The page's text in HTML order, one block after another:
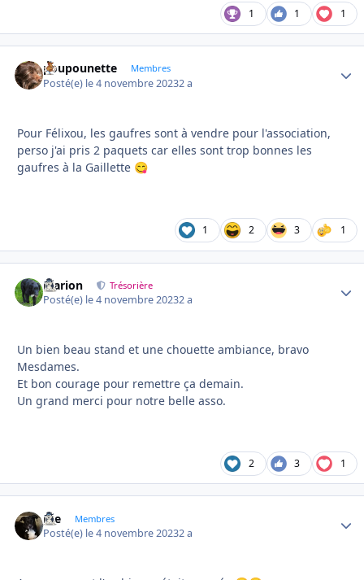
1 1 1
poupounette Membres
Posté(e) le 4 novembre 20232 a
Pour Félixou, les gaufres sont à vendre pour l'association,
perso j'ai pris 2 paquets car elles sont trop bonnes les
gaufres à la Gaillette 😋
1 2 3 1
Marion Trésorière
Posté(e) le 4 novembre 20232 a
Un bien beau stand et une chouette ambiance, bravo
Mesdames.
Et bon courage pour remettre ça demain.
Un grand merci pour notre belle asso.
2 3 1
Joe Membres
Posté(e) le 4 novembre 20232 a